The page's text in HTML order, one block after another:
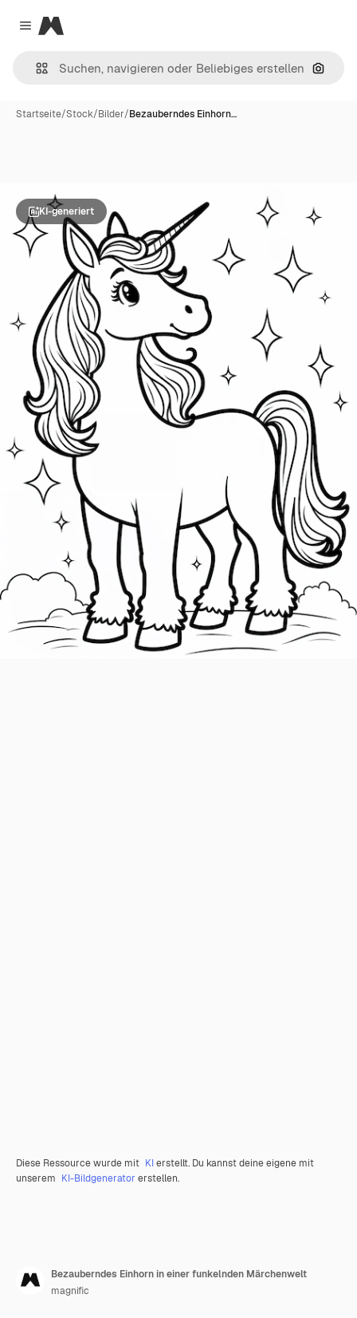
Close menu
Magnific
Nach
Startseite/Stock/Bilder/Bezauberndes Einhorn…
KI-generiert
Diese Ressource wurde mit KIerstellt. Du kannst deine eigene mit
unserem KI-Bildgenerator erstellen.
Bezauberndes Einhorn in einer funkelnden Märchenwelt
magnific